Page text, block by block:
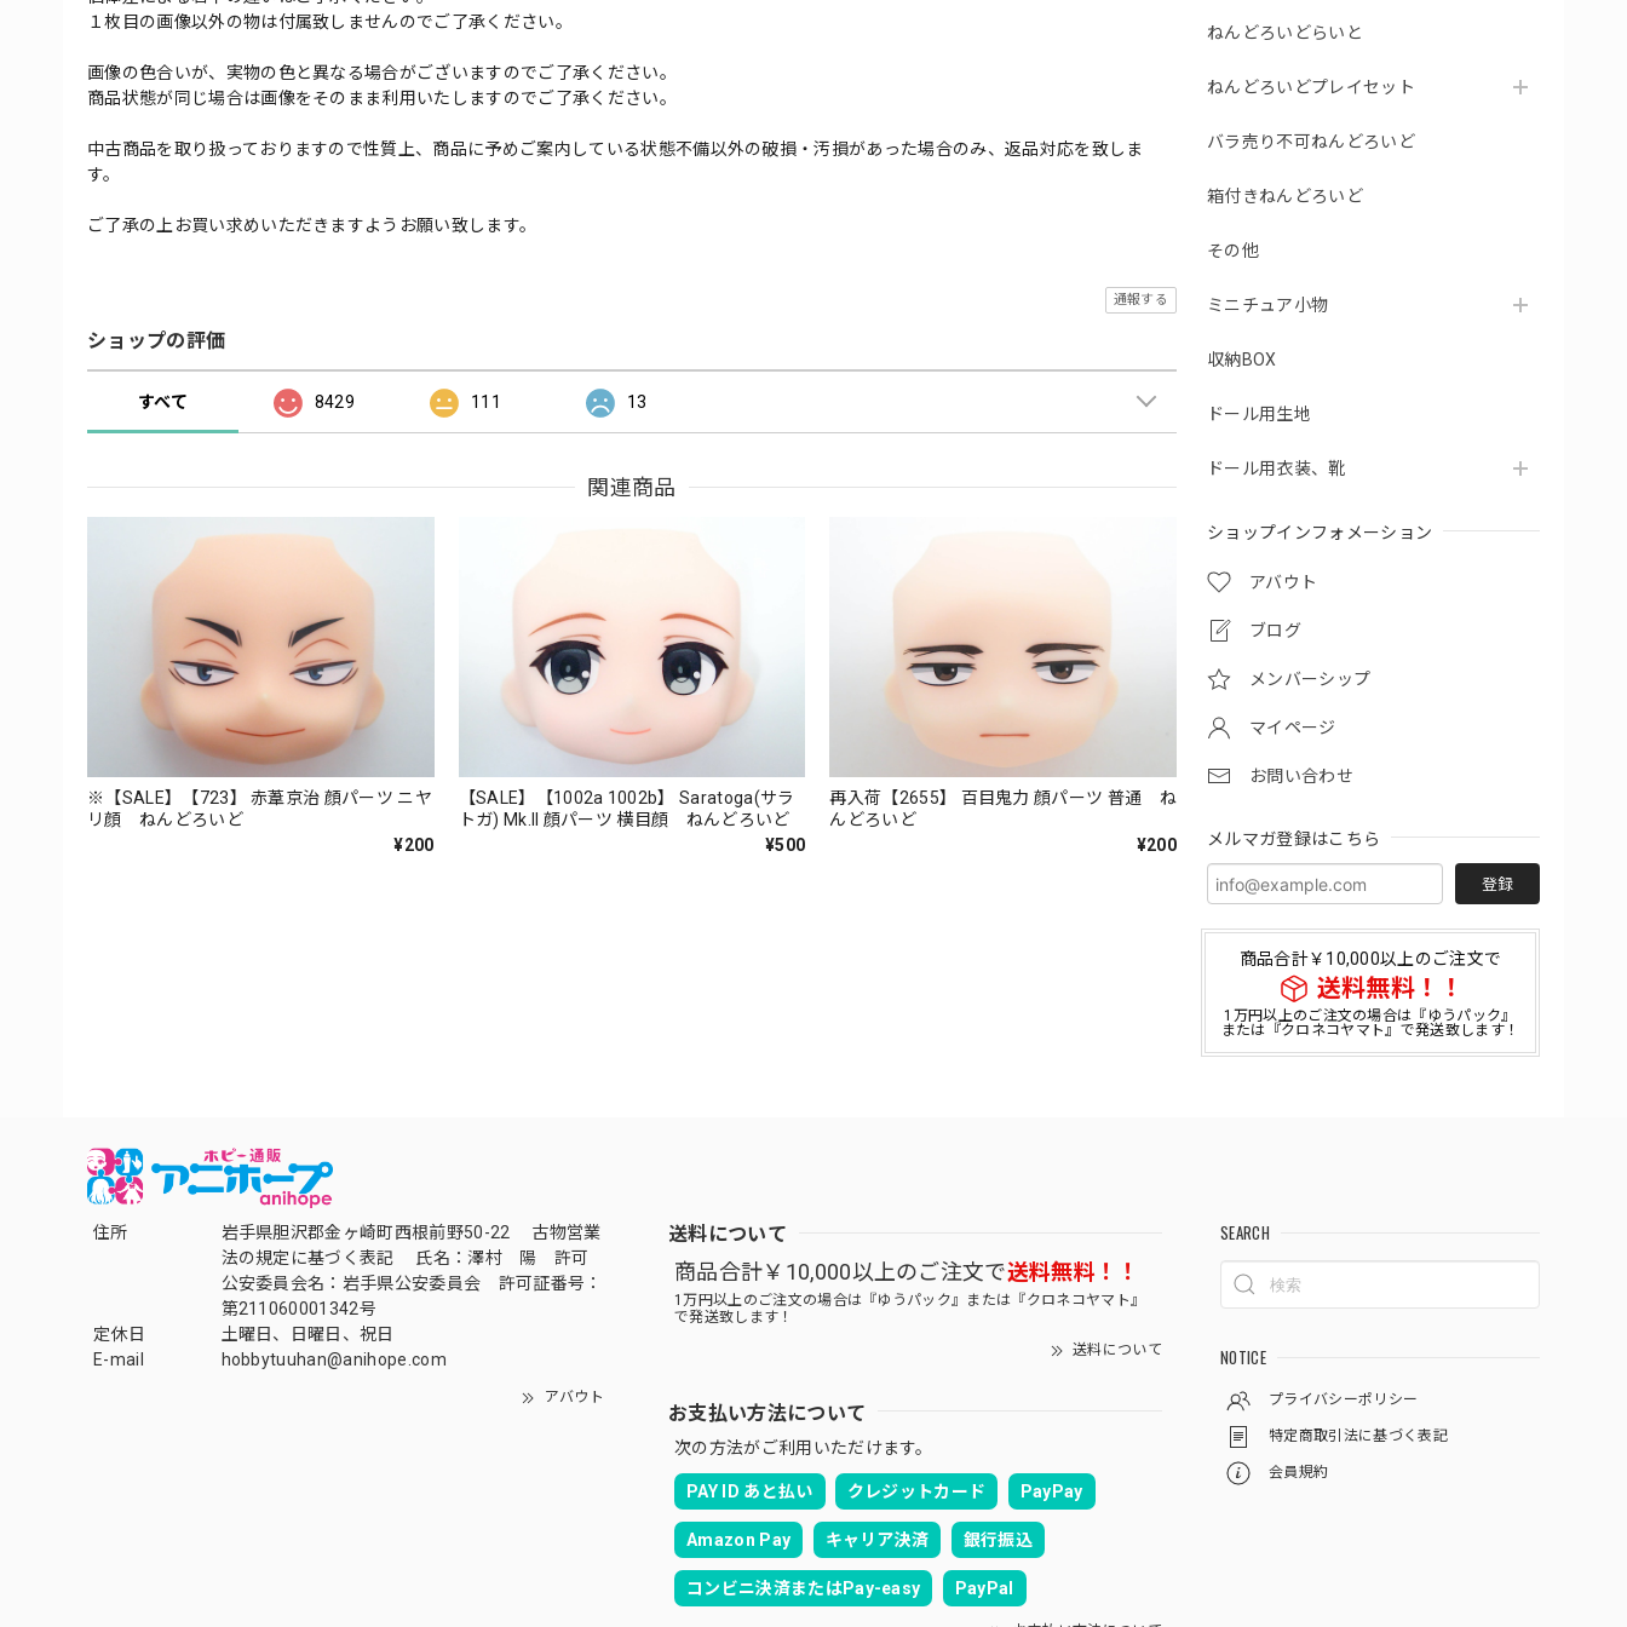
ねんどろいどらいと
ねんどろいどプレイセット
バラ売り不可ねんどろいど
箱付きねんどろいど
その他
ミニチュア小物
収納BOX
ドール用生地
ドール用衣装、靴
ショップインフォメーション
アバウト
ブログ
メンバーシップ
マイページ
お問い合わせ
メルマガ登録はこちら
登録
商品合計￥10,000以上のご注文で
送料無料！！
1万円以上のご注文の場合は『ゆうパック』
または『クロネコヤマト』で発送致します！
１枚目の画像以外の物は付属致しませんのでご了承ください。
画像の色合いが、実物の色と異なる場合がございますのでご了承ください。
商品状態が同じ場合は画像をそのまま利用いたしますのでご了承ください。
中古商品を取り扱っておりますので性質上、商品に予めご案内している状態不備以外の破損・汚損があった場合のみ、返品対応を致しま
す。
ご了承の上お買い求めいただきますようお願い致します。
通報する
ショップの評価
すべて 8429 111 13
関連商品
※【SALE】【723】 赤葦京治 顔パーツ ニヤ
リ顔 ねんどろいど
¥200
【SALE】【1002a 1002b】 Saratoga(サラ
トガ) Mk.II 顔パーツ 横目顔 ねんどろいど
¥500
再入荷【2655】 百目鬼力 顔パーツ 普通 ね
んどろいど
¥200
住所
岩手県胆沢郡金ヶ崎町西根前野50-22 古物営業
法の規定に基づく表記 氏名：澤村 陽 許可
公安委員会名：岩手県公安委員会 許可証番号：
第211060001342号
定休日
土曜日、日曜日、祝日
E-mail
hobbytuuhan@anihope.com
アバウト
送料について
商品合計￥10,000以上のご注文で送料無料！！
1万円以上のご注文の場合は『ゆうパック』または『クロネコヤマト』
で発送致します！
送料について
お支払い方法について
次の方法がご利用いただけます。
PAY ID あと払い クレジットカード PayPay
Amazon Pay キャリア決済 銀行振込
コンビニ決済またはPay-easy PayPal
SEARCH
NOTICE
プライバシーポリシー
特定商取引法に基づく表記
会員規約